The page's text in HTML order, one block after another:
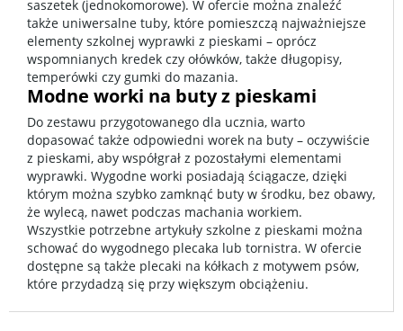
saszetek (jednokomorowe). W ofercie można znaleźć
także uniwersalne tuby, które pomieszczą najważniejsze
elementy szkolnej wyprawki z pieskami – oprócz
wspomnianych kredek czy ołówków, także długopisy,
temperówki czy gumki do mazania.
Modne worki na buty z pieskami
Do zestawu przygotowanego dla ucznia, warto
dopasować także odpowiedni worek na buty – oczywiście
z pieskami, aby współgrał z pozostałymi elementami
wyprawki. Wygodne worki posiadają ściągacze, dzięki
którym można szybko zamknąć buty w środku, bez obawy,
że wylecą, nawet podczas machania workiem.
Wszystkie potrzebne artykuły szkolne z pieskami można
schować do wygodnego plecaka lub tornistra. W ofercie
dostępne są także plecaki na kółkach z motywem psów,
które przydadzą się przy większym obciążeniu.